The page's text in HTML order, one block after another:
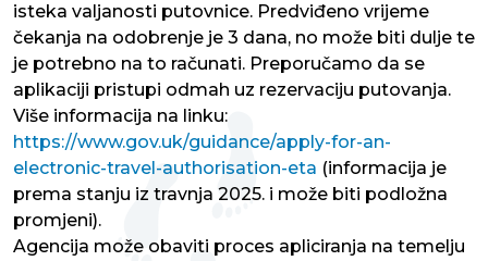
isteka valjanosti putovnice. Predviđeno vrijeme
čekanja na odobrenje je 3 dana, no može biti dulje te
je potrebno na to računati. Preporučamo da se
aplikaciji pristupi odmah uz rezervaciju putovanja.
Više informacija na linku:
https://www.gov.uk/guidance/apply-for-an-
electronic-travel-authorisation-eta (informacija je
prema stanju iz travnja 2025. i može biti podložna
promjeni).
Agencija može obaviti proces apliciranja na temelju